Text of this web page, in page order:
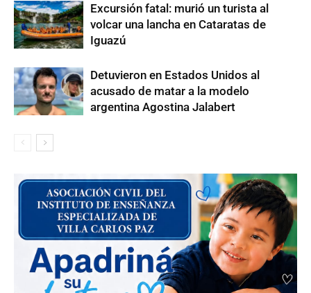
Excursión fatal: murió un turista al
volcar una lancha en Cataratas de
Iguazú
Detuvieron en Estados Unidos al
acusado de matar a la modelo
argentina Agostina Jalabert